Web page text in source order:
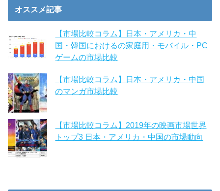
オススメ記事
【市場比較コラム】日本・アメリカ・中
国・韓国におけるの家庭用・モバイル・PC
ゲームの市場比較
【市場比較コラム】日本・アメリカ・中国
のマンガ市場比較
【市場比較コラム】2019年の映画市場世界
トップ3 日本・アメリカ・中国の市場動向